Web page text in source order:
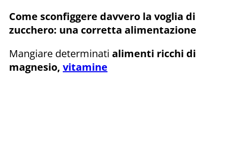
Come sconfiggere davvero la voglia di
zucchero: una corretta alimentazione
Mangiare determinati alimenti ricchi di
magnesio, vitamine